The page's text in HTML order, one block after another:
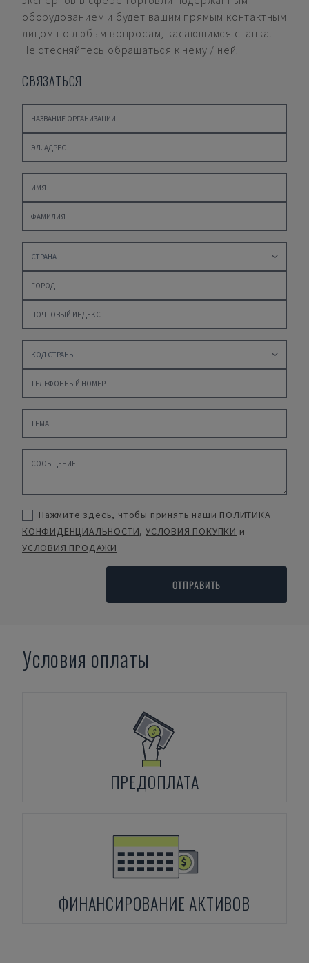
оборудованием и будет вашим прямым контактным
лицом по любым вопросам, касающимся станка.
Не стесняйтесь обращаться к нему / ней.
СВЯЗАТЬСЯ
Нажмите здесь, чтобы принять наши ПОЛИТИКА
КОНФИДЕНЦИАЛЬНОСТИ,УСЛОВИЯ ПОКУПКИ и
УСЛОВИЯ ПРОДАЖИ
ОТПРАВИТЬ
Условия оплаты
ПРЕДОПЛАТА
ФИНАНСИРОВАНИЕ АКТИВОВ